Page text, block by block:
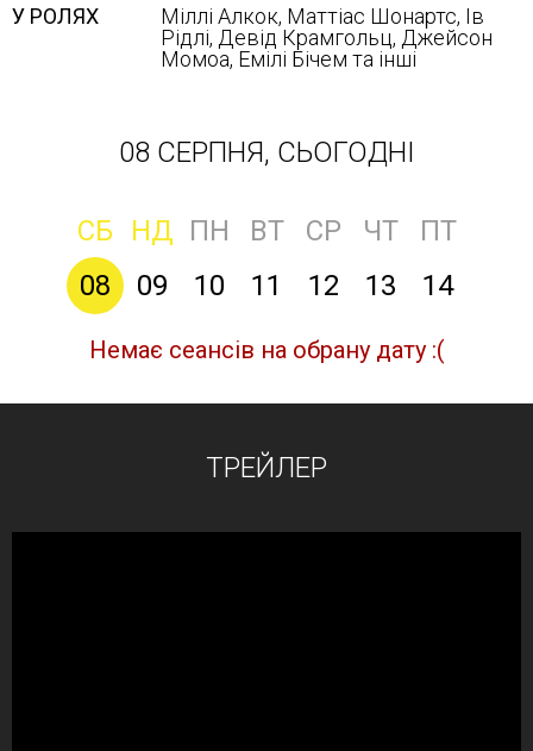
У РОЛЯХ
Міллі Алкок, Маттіас Шонартс, Ів
Рідлі, Девід Крамгольц, Джейсон
Момоа, Емілі Бічем та інші
08 СЕРПНЯ, СЬОГОДНІ
СБ НД ПН ВТ СР ЧТ
ПТ
08
09 10 11 12 13 14
Немає сеансів на обрану дату :(
ТРЕЙЛЕР